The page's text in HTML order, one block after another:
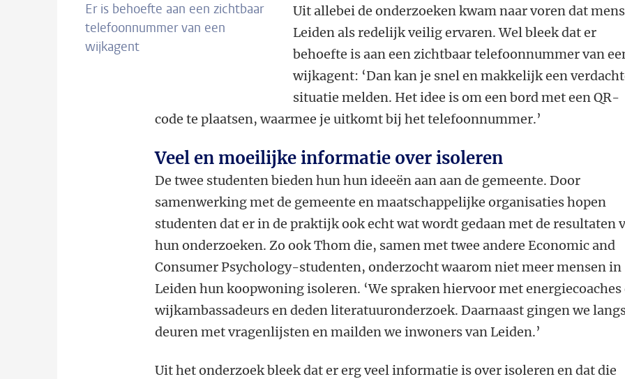
Er is behoefte aan een zichtbaar
telefoonnummer van een
wijkagent
Uit allebei de onderzoeken kwam naar voren dat
Leiden als redelijk veilig ervaren. Wel bleek dat er
behoefte is aan een zichtbaar telefoonnummer van
wijkagent: ‘Dan kan je snel en makkelijk een
situatie melden. Het idee is om een bord met een QR-
code te plaatsen, waarmee je uitkomt bij het telefoonnummer.’
Veel en moeilijke informatie over isoleren
De twee studenten bieden hun hun ideeën aan aan de gemeente. Door
samenwerking met de gemeente en maatschappelijke organisaties hopen
studenten dat er in de praktijk ook echt wat wordt gedaan met de resultaten
hun onderzoeken. Zo ook Thom die, samen met twee andere Economic and
Consumer Psychology-studenten, onderzocht waarom niet meer mensen in
Leiden hun koopwoning isoleren. ‘We spraken hiervoor met energiecoaches
wijkambassadeurs en deden literatuuronderzoek. Daarnaast gingen we
deuren met vragenlijsten en mailden we inwoners van Leiden.’
Uit het onderzoek bleek dat er erg veel informatie is over isoleren en dat die